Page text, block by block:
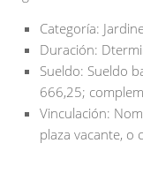
Categoría:
Duración:
Sueldo: Sueldo
666,25;
Vinculación:
plaza vacante, o